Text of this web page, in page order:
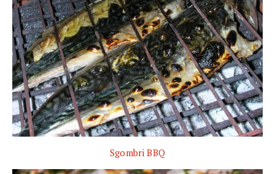
Sgombri BBQ